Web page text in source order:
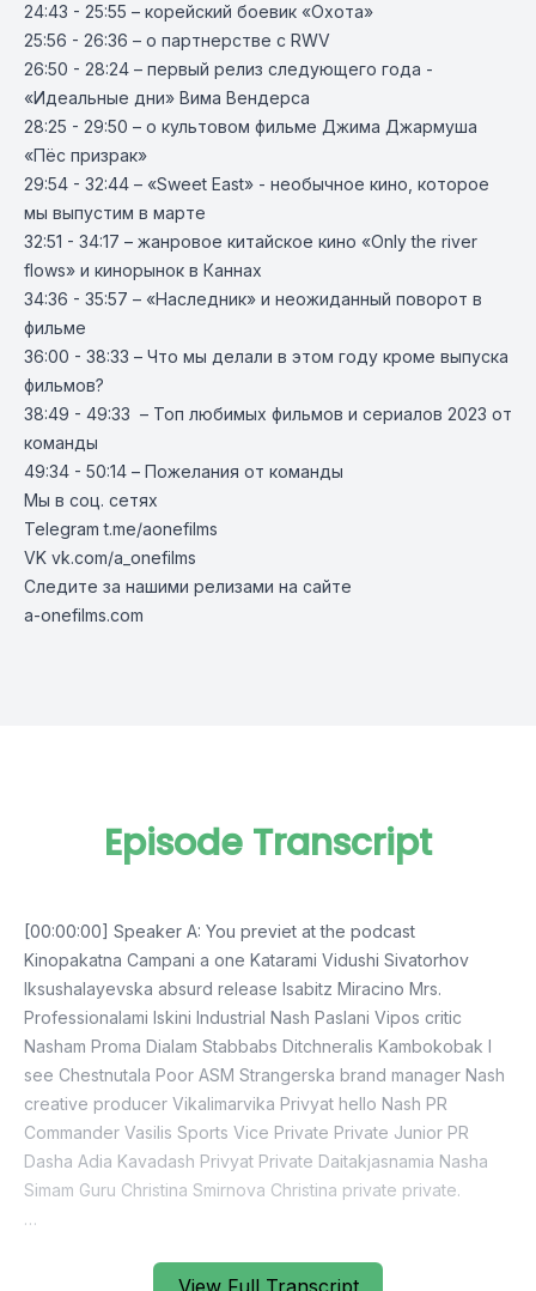
24:43 - 25:55 – корейский боевик «Охота»
25:56 - 26:36 – о партнерстве с RWV
26:50 - 28:24 – первый релиз следующего года -
«Идеальные дни» Вима Вендерса
28:25 - 29:50 – о культовом фильме Джима Джармуша
«Пёс призрак»
29:54 - 32:44 – «Sweet East» - необычное кино, которое
мы выпустим в марте
32:51 - 34:17 – жанровое китайское кино «Only the river
flows» и кинорынок в Каннах
34:36 - 35:57 – «Наследник» и неожиданный поворот в
фильме
36:00 - 38:33 – Что мы делали в этом году кроме выпуска
фильмов?
38:49 - 49:33 – Топ любимых фильмов и сериалов 2023 от
команды
49:34 - 50:14 – Пожелания от команды
Мы в соц. сетях
Telegramt.me/aonefilms
VK vk.com/a_onefilms
Следите за нашими релизами на сайте
a-onefilms.com
View Full Transcript
Episode Transcript